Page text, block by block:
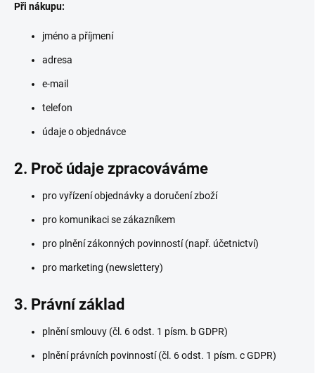
Při nákupu:
jméno a příjmení
adresa
e-mail
telefon
údaje o objednávce
2. Proč údaje zpracováváme
pro vyřízení objednávky a doručení zboží
pro komunikaci se zákazníkem
pro plnění zákonných povinností (např. účetnictví)
pro marketing (newslettery)
3. Právní základ
plnění smlouvy (čl. 6 odst. 1 písm. b GDPR)
plnění právních povinností (čl. 6 odst. 1 písm. c GDPR)